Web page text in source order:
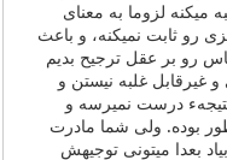
میکنه لزوما به معنای
رو ثابت نمیکنه، و باعث
رو بر عقل ترجیح بدیم
غیرقابل غلبه نیستن و
درست نمیرسه و
بوده. ولی شما مادرت
بعدا میتونی توجیهش